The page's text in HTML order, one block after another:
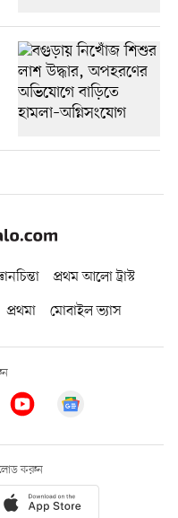
প্রথম আলো ট্রাস্ট
প্রথমা মোবাইল ভ্যাস
করুন